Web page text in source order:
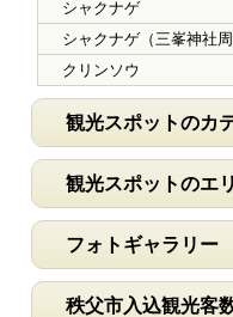
シャクナゲ
シャクナゲ（三峯神社周
クリンソウ
観光スポットのカ
観光スポットのエ
フォトギャラリー
秩父市入込観光客